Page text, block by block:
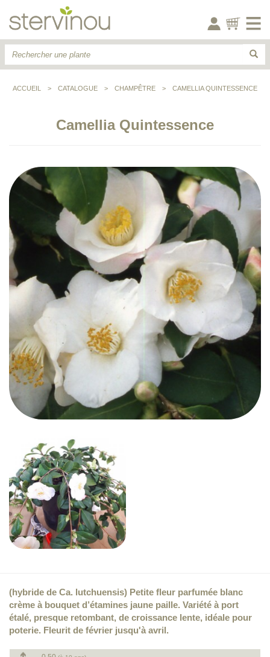
ACCUEIL > CATALOGUE > CHAMPÊTRE > CAMELLIA QUINTESSENCE
Camellia Quintessence
(hybride de Ca. lutchuensis) Petite fleur parfumée blanc
crème à bouquet d’étamines jaune paille. Variété à port
étalé, presque retombant, de croissance lente, idéale pour
poterie. Fleurit de février jusqu'à avril.